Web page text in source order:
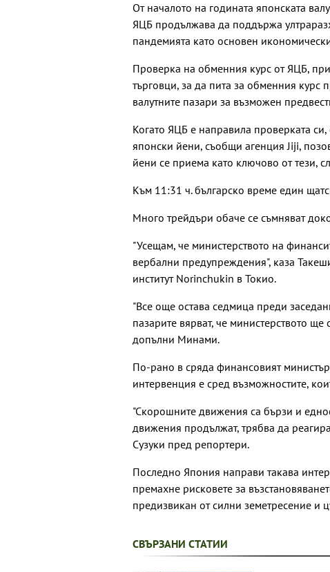
От началото на годината японската
ЯЦБ продължава да поддържа
пандемията като основен
Проверка на обменния курс от ЯЦБ,
търговци, за да пита за обменния курс
валутните пазари за възможен
Когато ЯЦБ е направила проверката
японски йени, съобщи агенция Jiji,
йени се приема като ключово от тези,
Към 11:31 ч. българско време един
Много трейдъри обаче се съмняват
"Усещам, че министерството на
вербални предупреждения", каза
институт Norinchukin в Токио.
"Все още остава седмица преди
пазарите вярват, че министерството
допълни Минами.
По-рано в сряда финансовият
интервенция е сред възможностите,
"Скорошните движения са бързи и
движения продължат, трябва да
Сузуки пред репортери.
Последно Япония направи такава
премахне рисковете за
предизвикан от силни земетресение и
СВЪРЗАНИ СТАТИИ